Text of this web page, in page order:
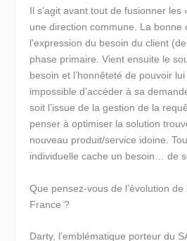
Il s’agit avant tout de fusionner les
une direction commune. La bonne
l’expression du besoin du client
phase primaire. Vient ensuite le
besoin et l’honnêteté de pouvoir
impossible d’accéder à sa
soit l’issue de la gestion de la
penser à optimiser la solution
nouveau produit/service idoine.
individuelle cache un besoin… de
Que pensez-vous de l’évolution
France ?
Darty, l’emblématique porteur du